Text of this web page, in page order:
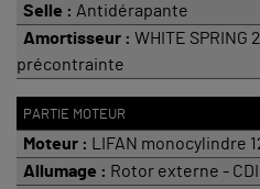
Selle : Antidérapante
Amortisseur : WHITE SPRING
précontrainte
PARTIE MOTEUR
Moteur : LIFAN monocylindre
Allumage : Rotor externe - CDI